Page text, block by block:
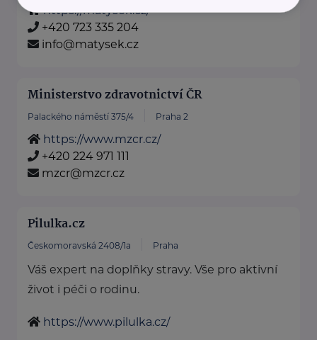
https://matysek.cz/
+420 723 335 204
info@matysek.cz
Ministerstvo zdravotnictví ČR
Palackého náměstí 375/4 Praha 2
https://www.mzcr.cz/
+420 224 971 111
mzcr@mzcr.cz
Pilulka.cz
Českomoravská 2408/1a Praha
Váš expert na doplňky stravy. Vše pro aktivní
život i péči o rodinu.
https://www.pilulka.cz/